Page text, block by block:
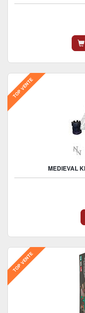
TOP VENTE
MEDIEVAL
TOP VENTE